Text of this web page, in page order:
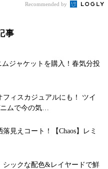
Recommended by
事
ジャケットを購入！春気分投
フィスカジュアルにも！ ツイ
ムで今の気…
見えコート！【Chaos】レミ
シックな配色&レイヤードで鮮